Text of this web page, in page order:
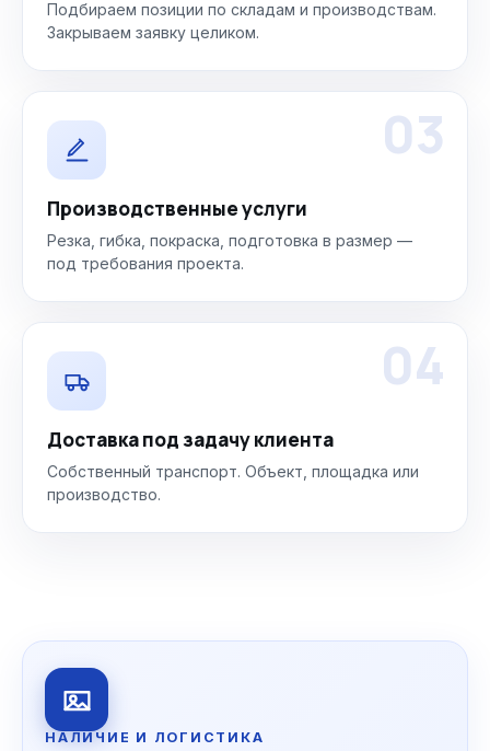
Подбираем позиции по складам и производствам.
Закрываем заявку целиком.
03
Производственные услуги
Резка, гибка, покраска, подготовка в размер —
под требования проекта.
04
Доставка под задачу клиента
Собственный транспорт. Объект, площадка или
производство.
НАЛИЧИЕ И ЛОГИСТИКА